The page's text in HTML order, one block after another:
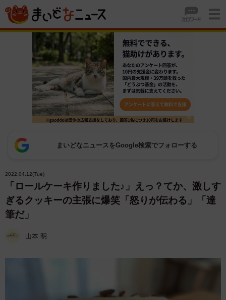
まいどなニュースをGoogle検索でフォローする
2022.04.12(Tue)
「ロールケーキ作りました♪」えっ？てか、激しす
ぎるクッキーの主張に爆笑「怒りが伝わる」「達
筆だ」
山本 明